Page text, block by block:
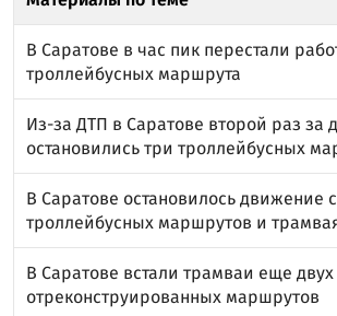
В Саратове в час пик перестали
троллейбусных маршрута
Из-за ДТП в Саратове второй раз за
остановились три троллейбусных
В Саратове остановилось движение
троллейбусных маршрутов и
В Саратове встали трамваи еще двух
отреконструированных маршрутов